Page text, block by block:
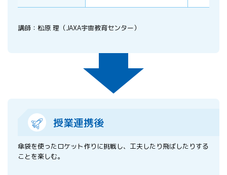
講師：松原 理（JAXA宇宙教育センター）
授業連携後
傘袋を使ったロケット作りに挑戦し、工夫したり飛ばしたりする
ことを楽しむ。